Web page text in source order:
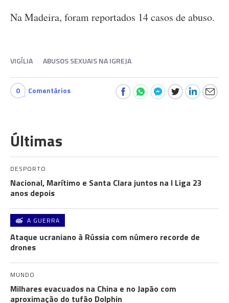
Na Madeira, foram reportados 14 casos de abuso.
VIGÍLIA ABUSOS SEXUAIS NA IGREJA
0 Comentários
Últimas
DESPORTO
Nacional, Marítimo e Santa Clara juntos na I Liga 23
anos depois
A GUERRA
Ataque ucraniano à Rússia com número recorde de
drones
MUNDO
Milhares evacuados na China e no Japão com
aproximação do tufão Dolphin